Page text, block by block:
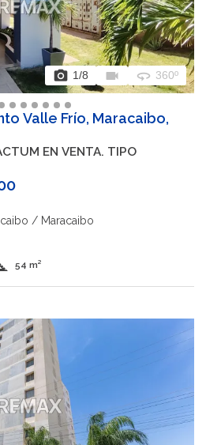
photo_camera 1/8 videocam 360 360º
Valle Frío, Maracaibo,
/ Maracaibo
54 m²